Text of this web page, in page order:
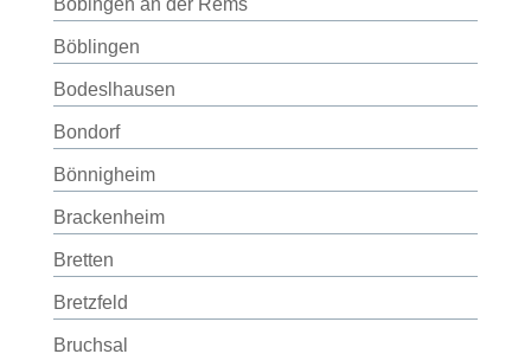
Böbingen an der Rems
Böblingen
Bodeslhausen
Bondorf
Bönnigheim
Brackenheim
Bretten
Bretzfeld
Bruchsal